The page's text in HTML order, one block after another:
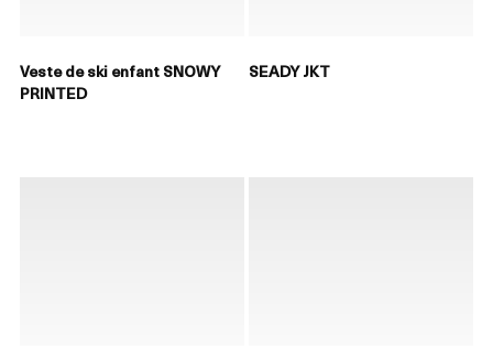
Veste de ski enfant SNOWY
PRINTED
SEADY JKT